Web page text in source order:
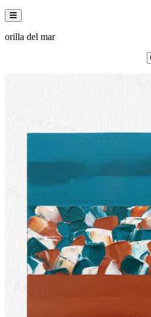
Menú conmutador hamburguesa
orilla del mar